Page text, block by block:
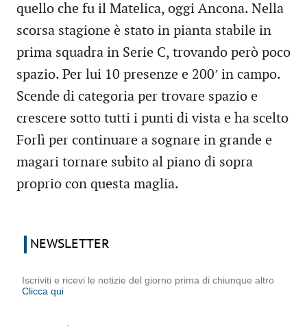
quello che fu il Matelica, oggi Ancona. Nella
scorsa stagione è stato in pianta stabile in
prima squadra in Serie C, trovando però poco
spazio. Per lui 10 presenze e 200’ in campo.
Scende di categoria per trovare spazio e
crescere sotto tutti i punti di vista e ha scelto
Forlì per continuare a sognare in grande e
magari tornare subito al piano di sopra
proprio con questa maglia.
NEWSLETTER
Iscriviti e ricevi le notizie del giorno prima di chiunque altro
Clicca qui